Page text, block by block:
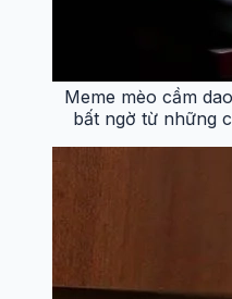
Meme mèo cầm
bất ngờ từ những